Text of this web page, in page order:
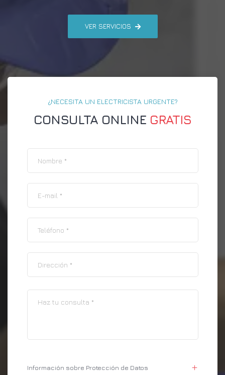
VER SERVICIOS
¿NECESITA UN ELECTRICISTA URGENTE?
CONSULTA ONLINE GRATIS
Información sobre Protección de Datos